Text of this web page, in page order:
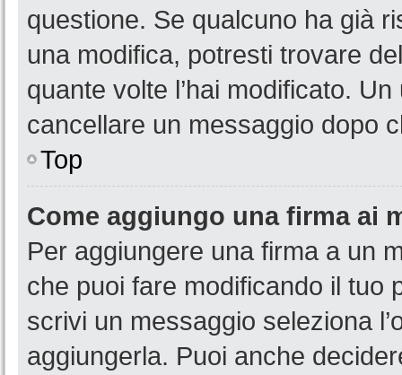
questione. Se qualcuno ha già
una modifica, potresti trovare
quante volte l’hai modificato.
cancellare un messaggio dopo
Top
Come aggiungo una firma ai
Per aggiungere una firma a un
che puoi fare modificando il tuo
scrivi un messaggio seleziona
aggiungerla. Puoi anche